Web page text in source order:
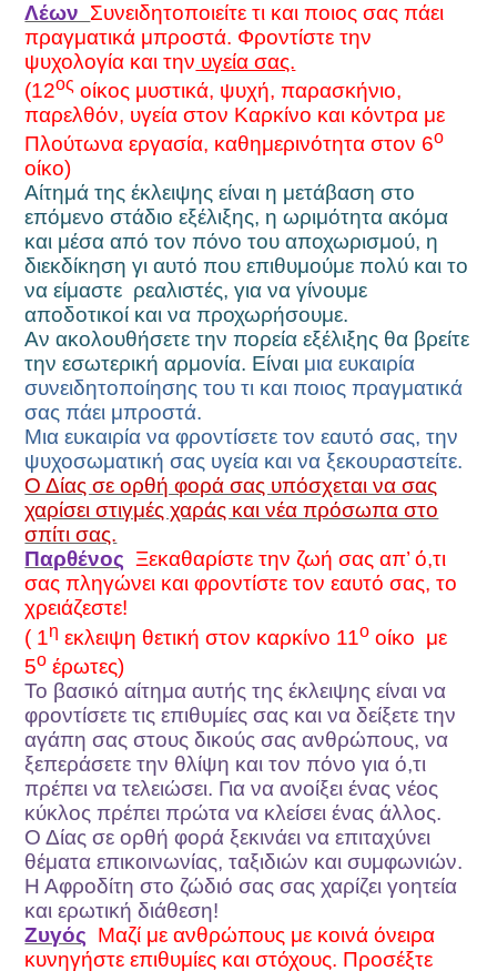
Λέων Συνειδητοποιείτε τι και ποιος σας πάει
πραγματικά μπροστά. Φροντίστε την
ψυχολογία και την υγεία σας.
(12ος οίκος μυστικά, ψυχή, παρασκήνιο,
παρελθόν, υγεία στον Καρκίνο και κόντρα με
Πλούτωνα εργασία, καθημερινότητα στον 6ο
οίκο)
Αίτημά της έκλειψης είναι η μετάβαση στο
επόμενο στάδιο εξέλιξης, η ωριμότητα ακόμα
και μέσα από τον πόνο του αποχωρισμού, η
διεκδίκηση γι αυτό που επιθυμούμε πολύ και το
να είμαστε ρεαλιστές, για να γίνουμε
αποδοτικοί και να προχωρήσουμε.
Αν ακολουθήσετε την πορεία εξέλιξης θα βρείτε
την εσωτερική αρμονία. Είναι μια ευκαιρία
συνειδητοποίησης του τι και ποιος πραγματικά
σας πάει μπροστά.
Μια ευκαιρία να φροντίσετε τον εαυτό σας, την
ψυχοσωματική σας υγεία και να ξεκουραστείτε.
Ο Δίας σε ορθή φορά σας υπόσχεται να σας
χαρίσει στιγμές χαράς και νέα πρόσωπα στο
σπίτι σας.
Παρθένος Ξεκαθαρίστε την ζωή σας απ’ ό,τι
σας πληγώνει και φροντίστε τον εαυτό σας, το
χρειάζεστε!
( 1η εκλειψη θετική στον καρκίνο 11ο οίκο με
5ο έρωτες)
Το βασικό αίτημα αυτής της έκλειψης είναι να
φροντίσετε τις επιθυμίες σας και να δείξετε την
αγάπη σας στους δικούς σας ανθρώπους, να
ξεπεράσετε την θλίψη και τον πόνο για ό,τι
πρέπει να τελειώσει. Για να ανοίξει ένας νέος
κύκλος πρέπει πρώτα να κλείσει ένας άλλος.
Ο Δίας σε ορθή φορά ξεκινάει να επιταχύνει
θέματα επικοινωνίας, ταξιδιών και συμφωνιών.
Η Αφροδίτη στο ζώδιό σας σας χαρίζει γοητεία
και ερωτική διάθεση!
Ζυγός Μαζί με ανθρώπους με κοινά όνειρα
κυνηγήστε επιθυμίες και στόχους. Προσέξτε